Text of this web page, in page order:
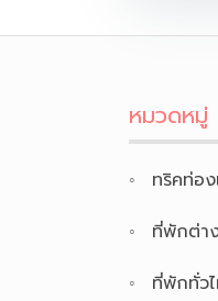
หมวดหมู่
ทริคท่อ
ที่พักต่า
ที่พักทั่ว